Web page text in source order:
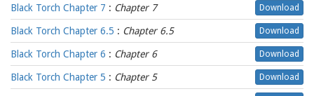
Black Torch Chapter 7 : Chapter 7 Download
Black Torch Chapter 6.5 : Chapter 6.5 Download
Black Torch Chapter 6 : Chapter 6 Download
Black Torch Chapter 5 : Chapter 5 Download